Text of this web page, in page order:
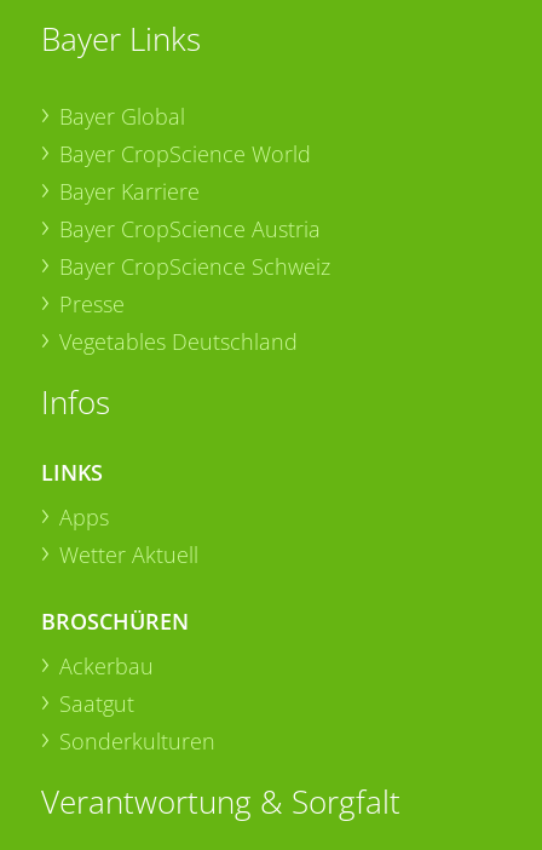
Bayer Links
Bayer Global
Bayer CropScience World
Bayer Karriere
Bayer CropScience Austria
Bayer CropScience Schweiz
Presse
Vegetables Deutschland
Infos
LINKS
Apps
Wetter Aktuell
BROSCHÜREN
Ackerbau
Saatgut
Sonderkulturen
Verantwortung & Sorgfalt